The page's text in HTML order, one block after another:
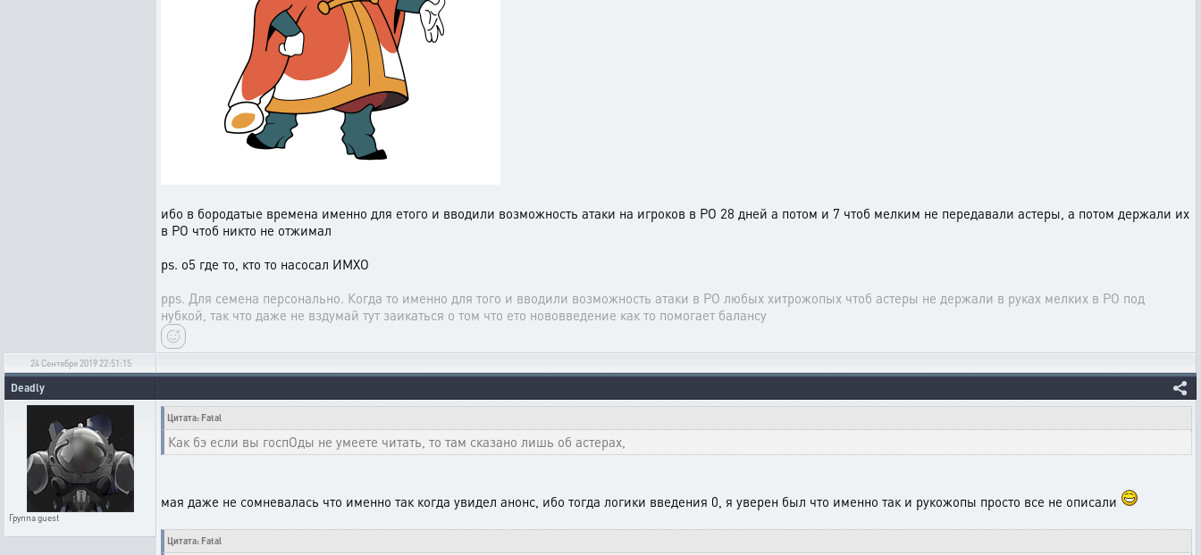
ибо в бородатые времена именно для етого и вводили возможность атаки на игроков в РО 28 дней а потом и 7 чтоб мелким не передавали астеры, а потом держали их
в РО чтоб никто не отжимал
ps. о5 где то, кто то насосал ИМХО
pps. Для семена персонально. Когда то именно для того и вводили возможность атаки в РО любых хитрожопых чтоб астеры не держали в руках мелких в РО под
нубкой, так что даже не вздумай тут заикаться о том что ето нововведение как то помогает балансу
24 Сентября 2019 22:51:15
Deadly
Группаguest
Цитата: Fatal
Как бэ если вы госпОды не умеете читать, то там сказано лишь об астерах,
мая даже не сомневалась что именно так когда увидел анонс, ибо тогда логики введения 0, я уверен был что именно так и рукожопы просто все не описали
Цитата: Fatal